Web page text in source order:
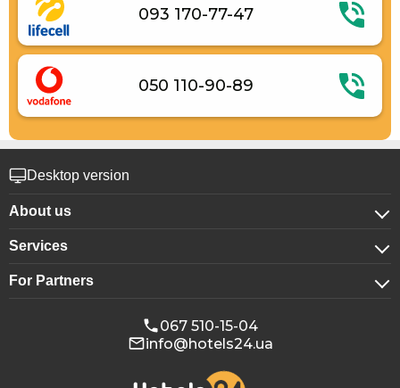
093 170-77-47
050 110-90-89
Desktop version
About us
About company
Confidentiality
Services
For corporate clients
Booking for groups
Conference halls
For Partners
Affiliate program
067 510-15-04
info@hotels24.ua